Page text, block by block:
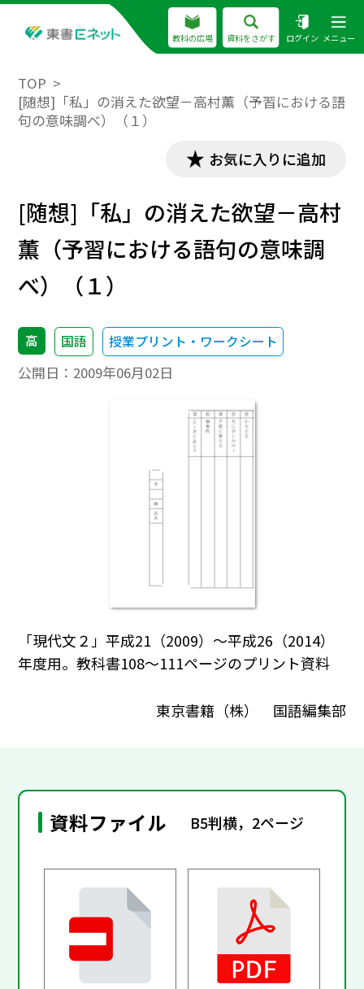
教科の広場 資料をさがす ログイン メニュー
TOP
[随想]「私」の消えた欲望－高村薫（予習における語
句の意味調べ）（１）
お気に入りに追加
[随想]「私」の消えた欲望－高村
薫（予習における語句の意味調
べ）（１）
高 国語 授業プリント・ワークシート
公開日： 2009年06月02日
「現代文２」平成21（2009）～平成26（2014）
年度用。教科書108～111ページのプリント資料
東京書籍（株） 国語編集部
資料ファイル B5判横，2ページ